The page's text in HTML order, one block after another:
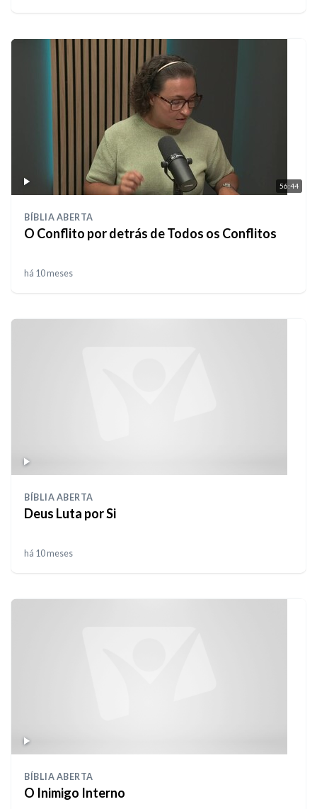
56:44
BÍBLIA ABERTA
O Conflito por detrás de Todos os Conflitos
há 10 meses
BÍBLIA ABERTA
Deus Luta por Si
há 10 meses
BÍBLIA ABERTA
O Inimigo Interno